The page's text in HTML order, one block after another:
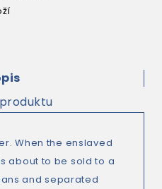
When the enslaved
about to be sold to a
and separated